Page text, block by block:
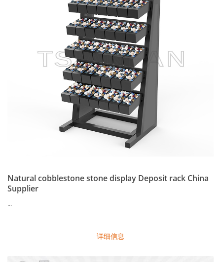
Natural cobblestone stone display Deposit rack China
Supplier
...
详细信息